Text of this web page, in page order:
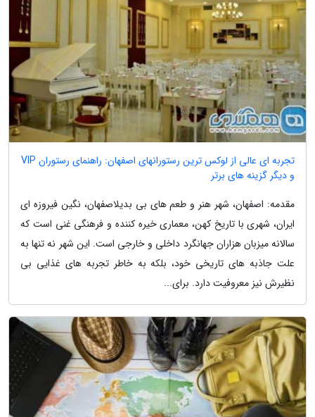
تجربه ای عالی از لوکس ترین رستورانهای اصفهان: راهنمای رستوران VIP
و دیگر گزینه های برتر
مقدمه: اصفهان، شهر هنر و طعم های بی بدیلاصفهان، نگین فیروزه ای
ایران، شهری با تاریخ کهن، معماری خیره کننده و فرهنگی غنی است که
سالانه میزبان هزاران جهانگرد داخلی و خارجی است. این شهر نه تنها به
علت جاذبه های تاریخی خود، بلکه به خاطر تجربه های غذایی بی
نظیرش نیز معروفیت دارد. برای...